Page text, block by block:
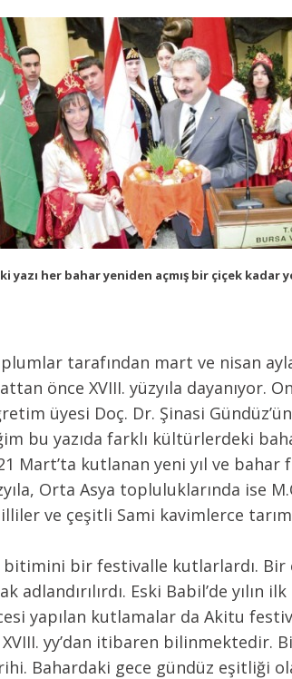
yazı her bahar yeniden açmış bir çiçek kadar
tarafından mart ve nisan
önce XVIII. yüzyıla dayanıyor.
üyesi Doç. Dr. Şinasi
bu yazıda farklı kültürlerdeki
Mart’ta kutlanan yeni yıl ve
Orta Asya topluluklarında ise
ve çeşitli Sami kavimlerce
bir festivalle kutlarlardı. Bir
Eski Babil’de yılın
yapılan kutlamalar da Akitu
XVIII. yy’dan itibaren
Bahardaki gece gündüz